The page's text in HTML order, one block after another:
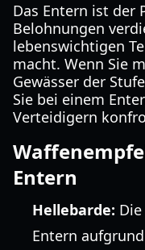
Das Entern ist der
Belohnungen
lebenswichtigen
macht. Wenn Sie
Gewässer der
Sie bei einem
Verteidigern
Entern
Hellebarde:
Entern